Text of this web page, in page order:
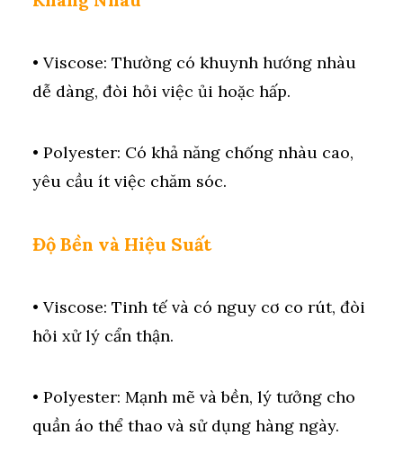
• Viscose: Thường có khuynh hướng nhàu
dễ dàng, đòi hỏi việc ủi hoặc hấp.
• Polyester: Có khả năng chống nhàu cao,
yêu cầu ít việc chăm sóc.
Độ Bền và Hiệu Suất
• Viscose: Tinh tế và có nguy cơ co rút, đòi
hỏi xử lý cẩn thận.
• Polyester: Mạnh mẽ và bền, lý tưởng cho
quần áo thể thao và sử dụng hàng ngày.